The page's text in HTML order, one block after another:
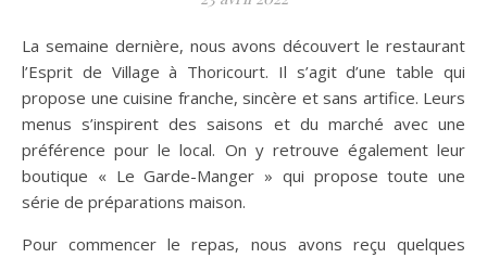
La semaine dernière, nous avons découvert le restaurant
l’Esprit de Village à Thoricourt. Il s’agit d’une table qui
propose une cuisine franche, sincère et sans artifice. Leurs
menus s’inspirent des saisons et du marché avec une
préférence pour le local. On y retrouve également leur
boutique « Le Garde-Manger » qui propose toute une
série de préparations maison.
Pour commencer le repas, nous avons reçu quelques